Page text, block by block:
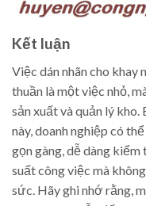
Kết luận
Việc dán nhãn cho khay
thuần là một việc nhỏ,
sản xuất và quản lý
này, doanh nghiệp có
gọn gàng, dễ dàng kiểm
suất công việc mà
sức. Hãy ghi nhớ rằng,